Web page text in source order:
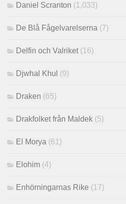
Daniel Scranton (1,033)
De Blå Fågelvarelserna (7)
Delfin och Valriket (16)
Djwhal Khul (9)
Draken (65)
Drakfolket från Maldek (5)
El Morya (61)
Elohim (4)
Enhörningarnas Rike (17)